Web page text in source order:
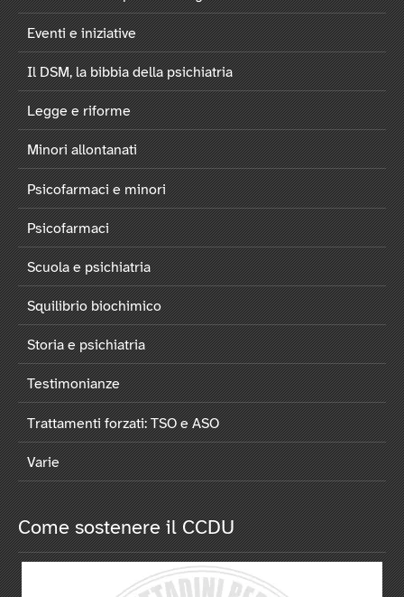
Eventi e iniziative
Il DSM, la bibbia della psichiatria
Legge e riforme
Minori allontanati
Psicofarmaci e minori
Psicofarmaci
Scuola e psichiatria
Squilibrio biochimico
Storia e psichiatria
Testimonianze
Trattamenti forzati: TSO e ASO
Varie
Come sostenere il CCDU